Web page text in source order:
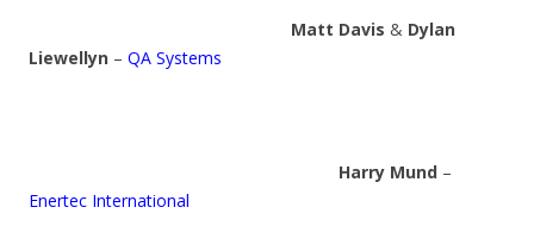
Matt Davis & Dylan
Liewellyn – QA Systems
Harry Mund –
Enertec International